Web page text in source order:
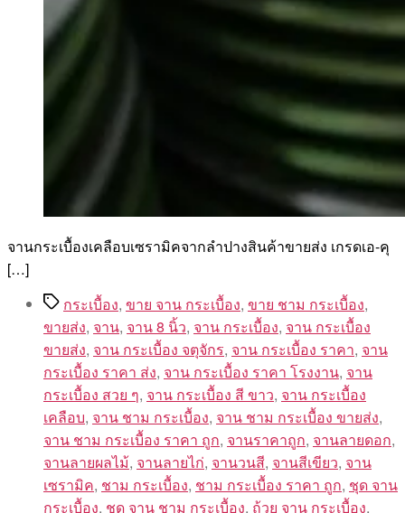
จานกระเบื้องเคลือบเซรามิคจากลำปางสินค้าขายส่ง เกรดเอ-คุ
[…]
Tagsกระเบื้อง, ขาย จาน กระเบื้อง, ขาย ชาม กระเบื้อง,
ขายส่ง, จาน, จาน 8 นิ้ว, จาน กระเบื้อง, จาน กระเบื้อง
ขายส่ง, จาน กระเบื้อง จตุจักร, จาน กระเบื้อง ราคา, จาน
กระเบื้อง ราคา ส่ง, จาน กระเบื้อง ราคา โรงงาน, จาน
กระเบื้อง สวย ๆ, จาน กระเบื้อง สี ขาว, จาน กระเบื้อง
เคลือบ, จาน ชาม กระเบื้อง, จาน ชาม กระเบื้อง ขายส่ง,
จาน ชาม กระเบื้อง ราคา ถูก, จานราคาถูก, จานลายดอก,
จานลายผลไม้, จานลายไก่, จานวนสี, จานสีเขียว, จาน
เซรามิค, ชาม กระเบื้อง, ชาม กระเบื้อง ราคา ถูก, ชุด จาน
กระเบื้อง, ชุด จาน ชาม กระเบื้อง, ถ้วย จาน กระเบื้อง,